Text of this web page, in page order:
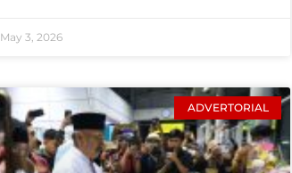
May 3, 2026
ADVERTORIAL